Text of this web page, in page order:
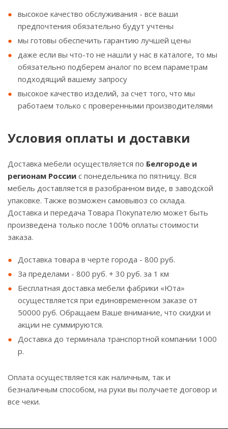
высокое качество обслуживания - все ваши
предпочтения обязательно будут учтены
мы готовы обеспечить гарантию лучшей цены
даже если вы что-то не нашли у нас в каталоге, то мы
обязательно подберем аналог по всем параметрам
подходящий вашему запросу
высокое качество изделий, за счет того, что мы
работаем только с проверенными производителями
Условия оплаты и доставки
Доставка мебели осуществляется по Белгороде и
регионам России с понедельника по пятницу. Вся
мебель доставляется в разобранном виде, в заводской
упаковке. Также возможен самовывоз со склада.
Доставка и передача Товара Покупателю может быть
произведена только после 100% оплаты стоимости
заказа.
Доставка товара в черте города - 800 руб.
За пределами - 800 руб. + 30 руб. за 1 км
Бесплатная доставка мебели фабрики «Юта»
осуществляется при единовременном заказе от
50000 руб. Обращаем Ваше внимание, что скидки и
акции не суммируются.
Доставка до терминала транспортной компании 1000
р.
Оплата осуществляется как наличным, так и
безналичным способом, на руки вы получаете договор и
все чеки.